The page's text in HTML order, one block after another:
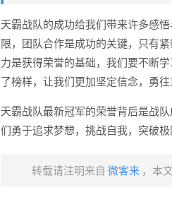
天霸战队的成功给我们带来许多感
限，团队合作是成功的关键，只有
力是获得荣誉的基础，我们要不断
了榜样，让我们更加坚定信念，勇往
天霸战队最新冠军的荣誉背后是战
们勇于追求梦想，挑战自我，突破
转载请注明来自 微客来 ，本